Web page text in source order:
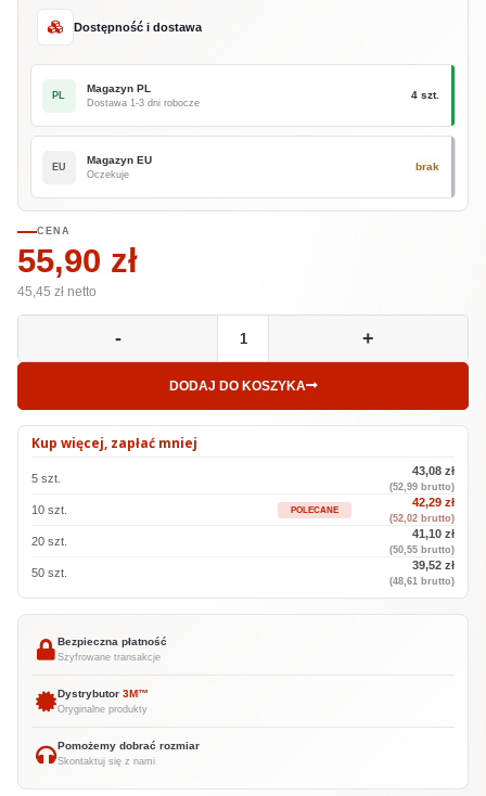
Dostępność i dostawa
PL
Magazyn PL
Dostawa 1-3 dni robocze
4 szt.
EU
Magazyn EU
Oczekuje
brak
CENA
55,90 zł
45,45 zł netto
- +
DODAJ DO KOSZYKA
Kup więcej, zapłać mniej
5 szt.
43,08 zł
(52,99 brutto)
10 szt. POLECANE
42,29 zł
(52,02 brutto)
20 szt.
41,10 zł
(50,55 brutto)
50 szt.
39,52 zł
(48,61 brutto)
Bezpieczna płatność
Szyfrowane transakcje
Dystrybutor 3M™
Oryginalne produkty
Pomożemy dobrać rozmiar
Skontaktuj się z nami